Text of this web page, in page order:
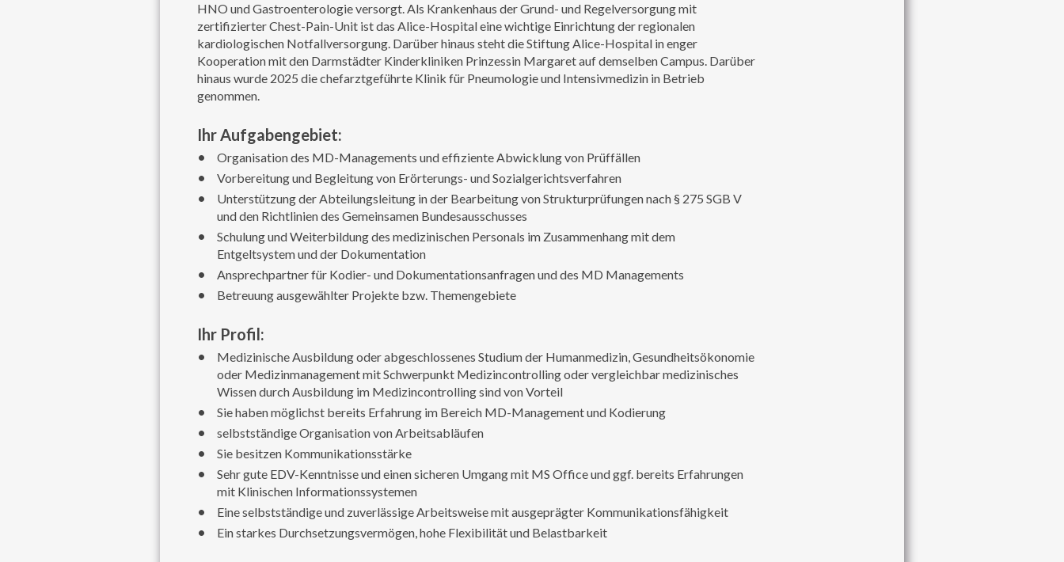
HNO und Gastroenterologie versorgt. Als Krankenhaus der Grund- und Regelversorgung mit
zertifizierter Chest-Pain-Unit ist das Alice-Hospital eine wichtige Einrichtung der regionalen
kardiologischen Notfallversorgung. Darüber hinaus steht die Stiftung Alice-Hospital in enger
Kooperation mit den Darmstädter Kinderkliniken Prinzessin Margaret auf demselben Campus. Darüber
hinaus wurde 2025 die chefarztgeführte Klinik für Pneumologie und Intensivmedizin in Betrieb
genommen.
Ihr Aufgabengebiet:
Organisation des MD-Managements und effiziente Abwicklung von Prüffällen
Vorbereitung und Begleitung von Erörterungs- und Sozialgerichtsverfahren
Unterstützung der Abteilungsleitung in der Bearbeitung von Strukturprüfungen nach § 275 SGB V
und den Richtlinien des Gemeinsamen Bundesausschusses
Schulung und Weiterbildung des medizinischen Personals im Zusammenhang mit dem
Entgeltsystem und der Dokumentation
Ansprechpartner für Kodier- und Dokumentationsanfragen und des MD Managements
Betreuung ausgewählter Projekte bzw. Themengebiete
Ihr Profil:
Medizinische Ausbildung oder abgeschlossenes Studium der Humanmedizin, Gesundheitsökonomie
oder Medizinmanagement mit Schwerpunkt Medizincontrolling oder vergleichbar medizinisches
Wissen durch Ausbildung im Medizincontrolling sind von Vorteil
Sie haben möglichst bereits Erfahrung im Bereich MD-Management und Kodierung
selbstständige Organisation von Arbeitsabläufen
Sie besitzen Kommunikationsstärke
Sehr gute EDV-Kenntnisse und einen sicheren Umgang mit MS Office und ggf. bereits Erfahrungen
mit Klinischen Informationssystemen
Eine selbstständige und zuverlässige Arbeitsweise mit ausgeprägter Kommunikationsfähigkeit
Ein starkes Durchsetzungsvermögen, hohe Flexibilität und Belastbarkeit